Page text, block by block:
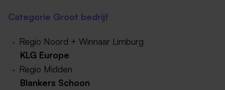
Categorie Groot bedrijf
Regio Noord + Winnaar Limburg
KLG Europe
Regio Midden
Blankers Schoon